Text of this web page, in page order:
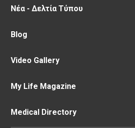
Νέα - Δελτία Τύπου
Blog
Video Gallery
My Life Magazine
Medical Directory